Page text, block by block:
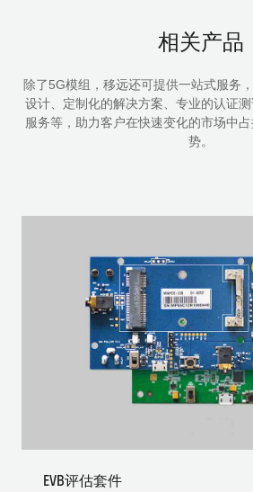
相关产品
除了5G模组，移远还可提供一站式服务，
设计、定制化的解决方案、专业的认
服务等，助力客户在快速变化的市场中
势。
EVB评估套件